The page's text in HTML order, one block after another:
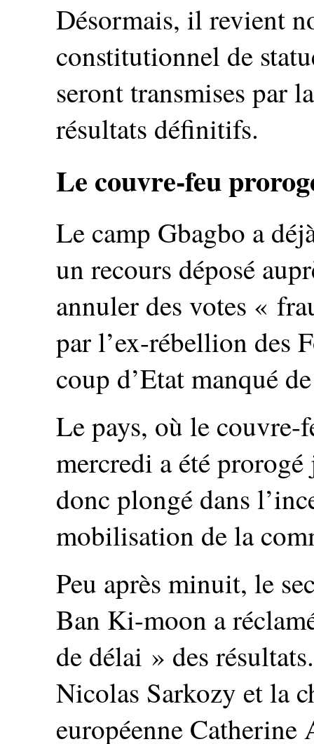
Désormais, il revient
constitutionnel de
seront transmises par
résultats définitifs.
Le couvre-feu
Le camp Gbagbo a
un recours déposé
annuler des votes «
par l’ex-rébellion des
coup d’Etat manqué
Le pays, où le couvre-
mercredi a été prorogé
donc plongé dans
mobilisation de la
Peu après minuit, le
Ban Ki-moon a
de délai » des
Nicolas Sarkozy et la
européenne Catherine